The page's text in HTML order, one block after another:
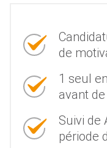
de
1 seul
avant
Suivi de
période